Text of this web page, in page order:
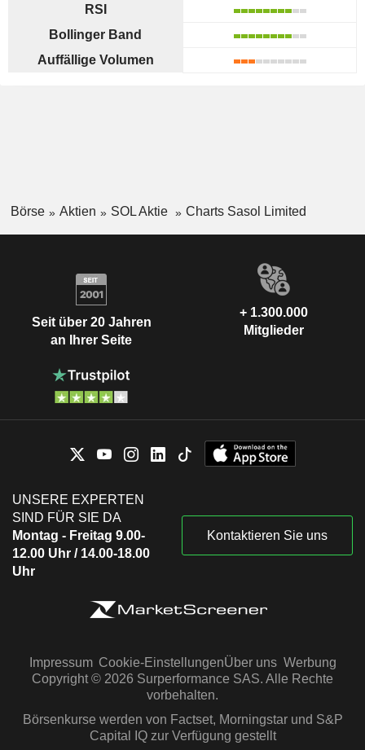
RSI
Bollinger Band
Auffällige Volumen
Börse Aktien SOL Aktie Charts Sasol Limited
Seit über 20 Jahren
an Ihrer Seite
+ 1.300.000
Mitglieder
UNSERE EXPERTEN
SIND FÜR SIE DA
Montag - Freitag 9.00-
12.00 Uhr / 14.00-18.00
Uhr
Kontaktieren Sie uns
Impressum Cookie-EinstellungenÜber uns Werbung
Copyright © 2026 Surperformance SAS. Alle Rechte
vorbehalten.
Börsenkurse werden von Factset, Morningstar und S&P
Capital IQ zur Verfügung gestellt